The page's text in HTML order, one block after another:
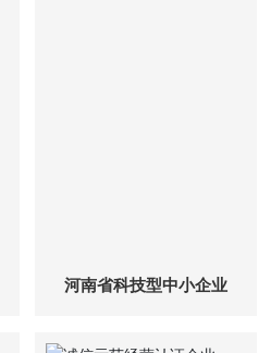
河南省科技型中小企业